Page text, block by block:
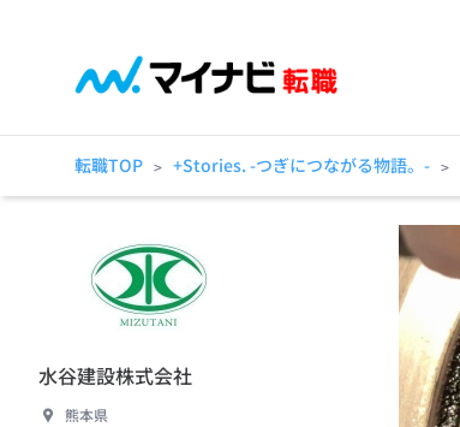
転職TOP > +Stories. -つぎにつながる物語。- >
水谷建設株式会社
熊本県